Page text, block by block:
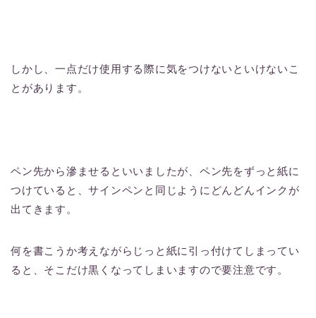
しかし、一点だけ使用する際に気をつけないといけないこ
とがあります。
ペン先から滲ませるといいましたが、ペン先をずっと紙に
つけていると、サインペンと同じようにどんどんインクが
出てきます。
何を書こうか考えながらじっと紙に引っ付けてしまってい
ると、そこだけ黒くなってしまいますので要注意です。